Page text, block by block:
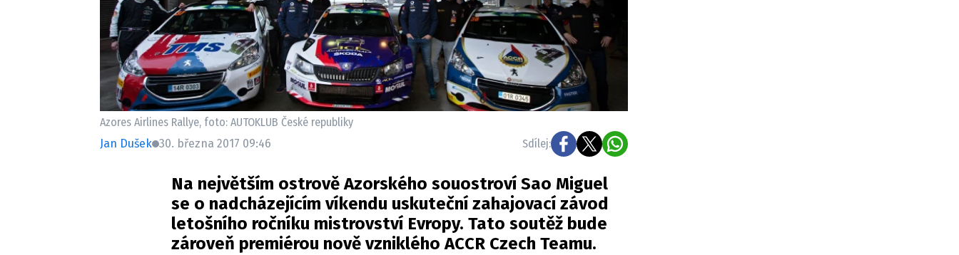
Azores Airlines Rallye, foto: AUTOKLUB České republiky
Jan Dušek 30. března 2017 09:46 Sdílej:
Na největším ostrově Azorského souostroví Sao Miguel
se o nadcházejícím víkendu uskuteční zahajovací závod
letošního ročníku mistrovství Evropy. Tato soutěž bude
zároveň premiérou nově vzniklého ACCR Czech Teamu.